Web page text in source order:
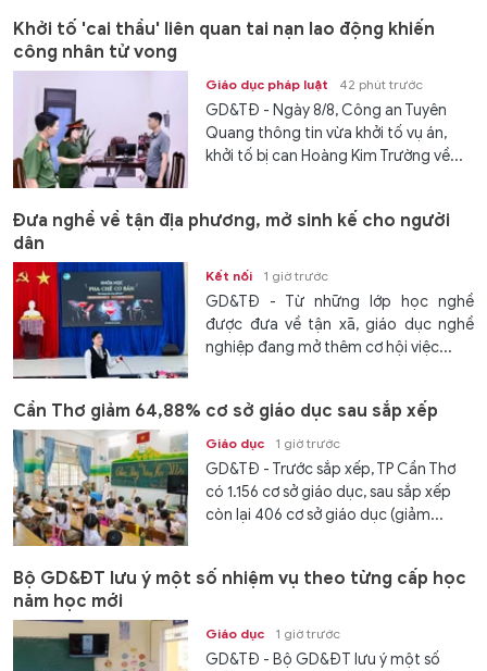
Khởi tố 'cai thầu' liên quan tai nạn lao động khiến
công nhân tử vong
Giáo dục pháp luật 42 phút trước
GD&TĐ - Ngày 8/8, Công an Tuyên
Quang thông tin vừa khởi tố vụ án,
khởi tố bị can Hoàng Kim Trường về...
Đưa nghề về tận địa phương, mở sinh kế cho người
dân
Kết nối 1 giờ trước
GD&TĐ - Từ những lớp học nghề
được đưa về tận xã, giáo dục nghề
nghiệp đang mở thêm cơ hội việc...
Cần Thơ giảm 64,88% cơ sở giáo dục sau sắp xếp
Giáo dục 1 giờ trước
GD&TĐ - Trước sắp xếp, TP Cần Thơ
có 1.156 cơ sở giáo dục, sau sắp xếp
còn lại 406 cơ sở giáo dục (giảm...
Bộ GD&ĐT lưu ý một số nhiệm vụ theo từng cấp học
năm học mới
Giáo dục 1 giờ trước
GD&TĐ - Bộ GD&ĐT lưu ý một số